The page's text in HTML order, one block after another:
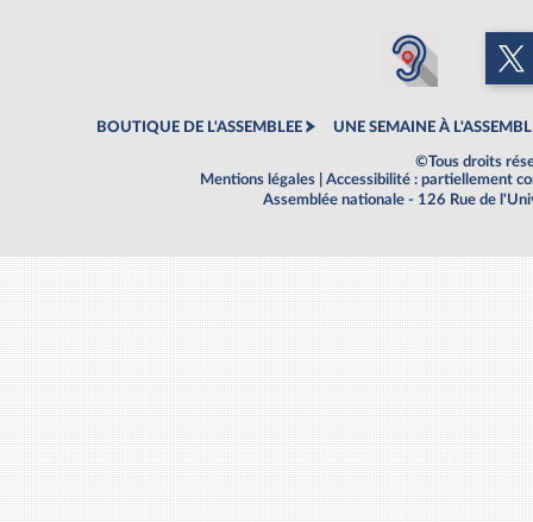
BOUTIQUE DE L'ASSEMBLEE UNE SEMAINE À
©Tous droits
Mentions légales
Accessibilité : partiellement
Assemblée nationale - 126 Rue de